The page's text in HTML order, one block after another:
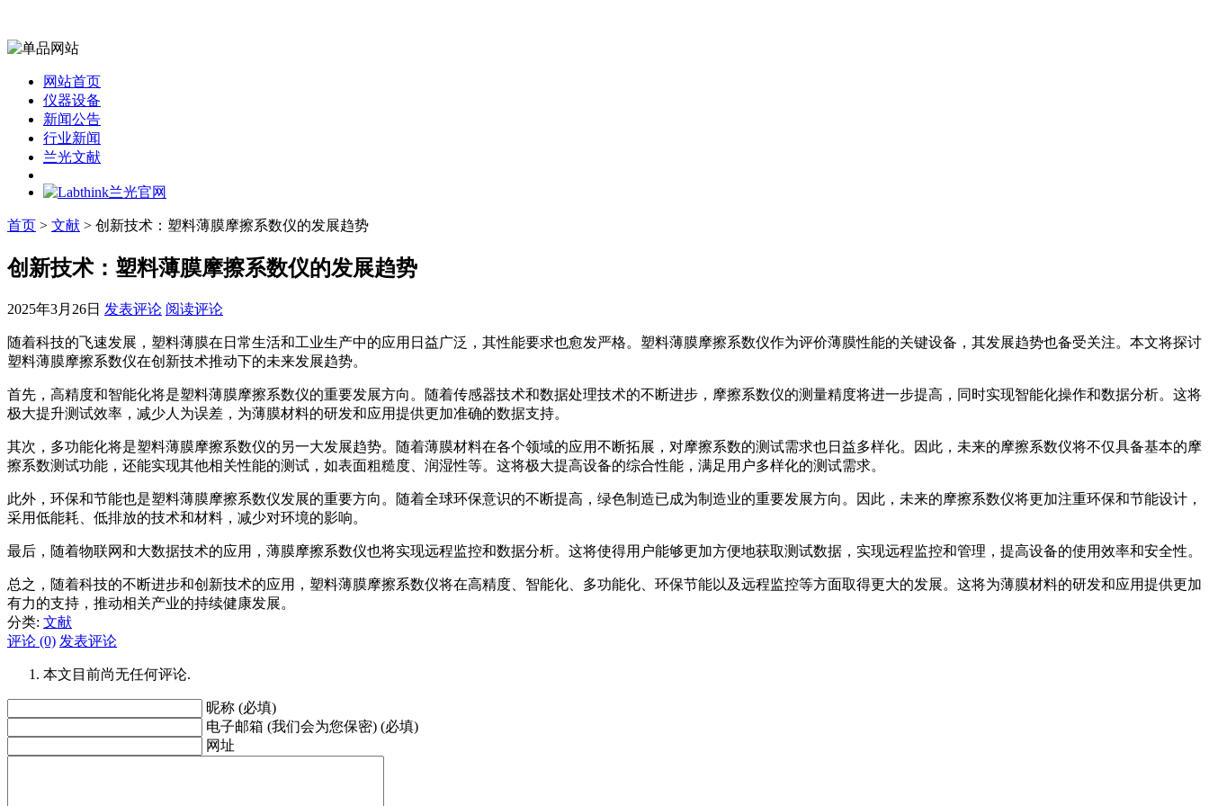
网站首页
仪器设备
新闻公告
行业新闻
兰光文献
首页 > 文献 > 创新技术：塑料薄膜摩擦系数仪的发展趋势
创新技术：塑料薄膜摩擦系数仪的发展趋势
2025年3月26日 发表评论 阅读评论
随着科技的飞速发展，塑料薄膜在日常生活和工业生产中的应用日益广泛，其性能要求也愈发严格。塑料薄膜摩擦系数仪作为评价薄膜性能的关键设备，其发展趋势也备受关注。本文将探讨
塑料薄膜摩擦系数仪在创新技术推动下的未来发展趋势。
首先，高精度和智能化将是塑料薄膜摩擦系数仪的重要发展方向。随着传感器技术和数据处理技术的不断进步，摩擦系数仪的测量精度将进一步提高，同时实现智能化操作和数据分析。这将
极大提升测试效率，减少人为误差，为薄膜材料的研发和应用提供更加准确的数据支持。
其次，多功能化将是塑料薄膜摩擦系数仪的另一大发展趋势。随着薄膜材料在各个领域的应用不断拓展，对摩擦系数的测试需求也日益多样化。因此，未来的摩擦系数仪将不仅具备基本的摩
擦系数测试功能，还能实现其他相关性能的测试，如表面粗糙度、润湿性等。这将极大提高设备的综合性能，满足用户多样化的测试需求。
此外，环保和节能也是塑料薄膜摩擦系数仪发展的重要方向。随着全球环保意识的不断提高，绿色制造已成为制造业的重要发展方向。因此，未来的摩擦系数仪将更加注重环保和节能设计，
采用低能耗、低排放的技术和材料，减少对环境的影响。
最后，随着物联网和大数据技术的应用，薄膜摩擦系数仪也将实现远程监控和数据分析。这将使得用户能够更加方便地获取测试数据，实现远程监控和管理，提高设备的使用效率和安全性。
总之，随着科技的不断进步和创新技术的应用，塑料薄膜摩擦系数仪将在高精度、智能化、多功能化、环保节能以及远程监控等方面取得更大的发展。这将为薄膜材料的研发和应用提供更加
有力的支持，推动相关产业的持续健康发展。
分类: 文献
评论 (0) 发表评论
本文目前尚无任何评论.
昵称 (必填)
电子邮箱 (我们会为您保密) (必填)
网址